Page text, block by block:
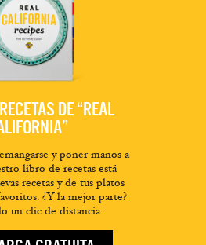
DE “REAL
y poner manos a
libro de recetas está
recetas y de tus platos
¿Y la mejor parte?
un clic de distancia.